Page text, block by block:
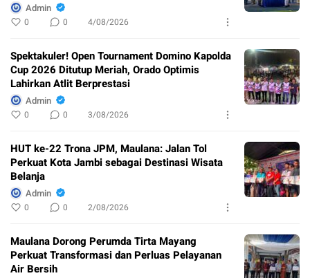
Admin
0 0 4/08/2026
Spektakuler! Open Tournament Domino Kapolda
Cup 2026 Ditutup Meriah, Orado Optimis
Lahirkan Atlit Berprestasi
Admin
0 0 3/08/2026
HUT ke-22 Trona JPM, Maulana: Jalan Tol
Perkuat Kota Jambi sebagai Destinasi Wisata
Belanja
Admin
0 0 2/08/2026
Maulana Dorong Perumda Tirta Mayang
Perkuat Transformasi dan Perluas Pelayanan
Air Bersih